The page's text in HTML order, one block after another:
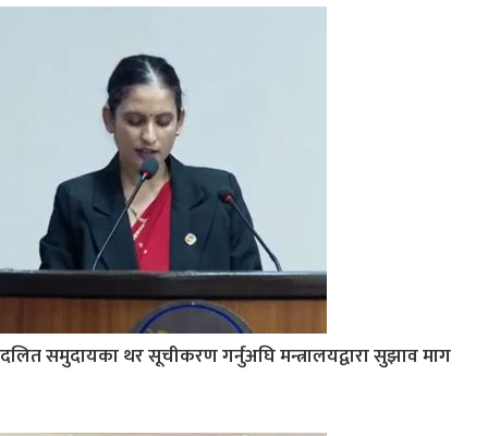
दलित समुदायका थर सूचीकरण गर्नुअघि मन्त्रालयद्वारा सुझाव माग